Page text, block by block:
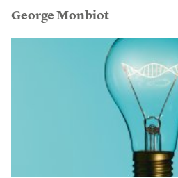
George Monbiot